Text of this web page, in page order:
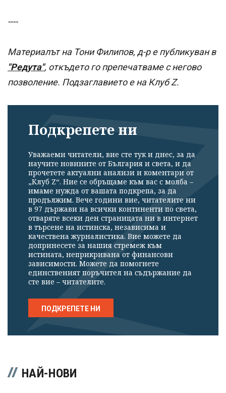
----
Материалът на Тони Филипов, д-р е публикуван в
"Редута", откъдето го препечатваме с негово
позволение. Подзаглавието е на Клуб Z.
Подкрепете ни
Уважаеми читатели, вие сте тук и днес, за да
научите новините от България и света, и да
прочетете актуални анализи и коментари от
„Клуб Z“. Ние се обръщаме към вас с молба –
имаме нужда от вашата подкрепа, за да
продължим. Вече години вие, читателите ни
в 97 държави на всички континенти по света,
отваряте всеки ден страницата ни в интернет
в търсене на истинска, независима и
качествена журналистика. Вие можете да
допринесете за нашия стремеж към
истината, неприкривана от финансови
зависимости. Можете да помогнете
единственият поръчител на съдържание да
сте вие – читателите.
ПОДКРЕПЕТЕ НИ
НАЙ-НОВИ